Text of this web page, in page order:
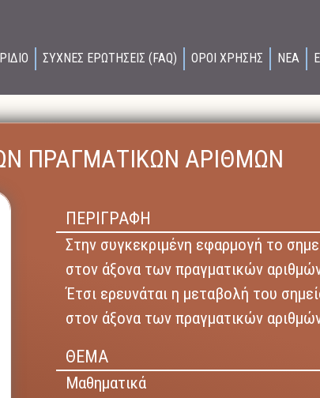
ΣΥΧΝΕΣ ΕΡΩΤΗΣΕΙΣ (FAQ) ΟΡΟΙ ΧΡΗΣΗΣ ΝΕΑ
ΠΡΑΓΜΑΤΙΚΩΝ ΑΡΙΘΜΩΝ
ΠΕΡΙΓΡΑΦΗ
Στην συγκεκριμένη εφαρμογή το
στον άξονα των πραγματικών
Έτσι ερευνάται η μεταβολή του
στον άξονα των πραγματικών
ΘΕΜΑ
Μαθηματικά